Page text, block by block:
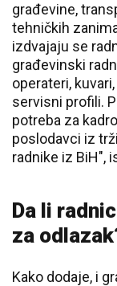
građevine,
tehničkih
izdvajaju se
građevinski
operateri,
servisni profili.
potreba za
poslodavci iz
radnike iz BiH",
Da li
za
Kako dodaje, i